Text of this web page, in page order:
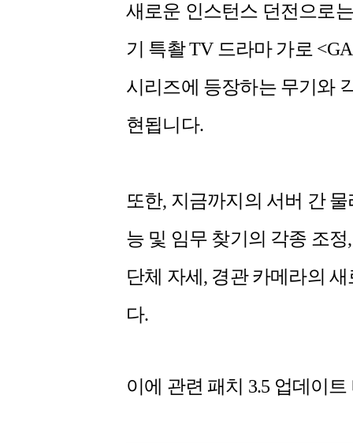
새로운 인스턴스 던전으로
기 특촬 TV 드라마 가로
시리즈에 등장하는 무기와
현됩니다.
또한, 지금까지의 서버 간
능 및 임무 찾기의 각종 조정,
단체 자세, 경관 카메라의
다.
이에 관련 패치 3.5 업데이